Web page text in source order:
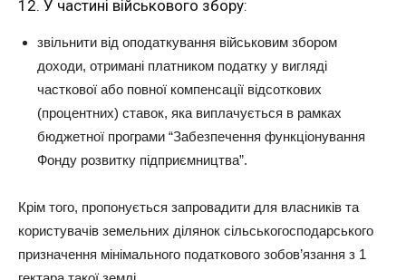
12. У частині військового збору:
звільнити від оподаткування військовим збором
доходи, отримані платником податку у вигляді
часткової або повної компенсації відсоткових
(процентних) ставок, яка виплачується в рамках
бюджетної програми “Забезпечення функціонування
Фонду розвитку підприємництва”.
Крім того, пропонується запровадити для власників та
користувачів земельних ділянок сільськогосподарського
призначення мінімального податкового зобов’язання з 1